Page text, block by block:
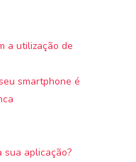
a utilização de
smartphone é
sua aplicação?